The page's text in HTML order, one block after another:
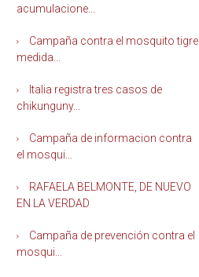
acumulacione...
Campaña contra el mosquito tigre
medida...
Italia registra tres casos de
chikunguny...
Campaña de informacion contra
el mosqui...
RAFAELA BELMONTE, DE NUEVO
EN LA VERDAD
Campaña de prevención contra el
mosqui...